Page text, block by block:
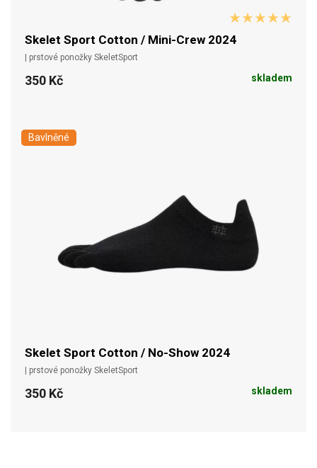
Skelet Sport Cotton / Mini-Crew 2024
| prstové ponožky SkeletSport
350 Kč skladem
Bavlněné
Skelet Sport Cotton / No-Show 2024
| prstové ponožky SkeletSport
350 Kč skladem